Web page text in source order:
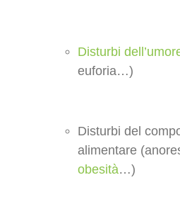
Disturbi
euforia…)
Disturbi del
alimentare
obesità…)